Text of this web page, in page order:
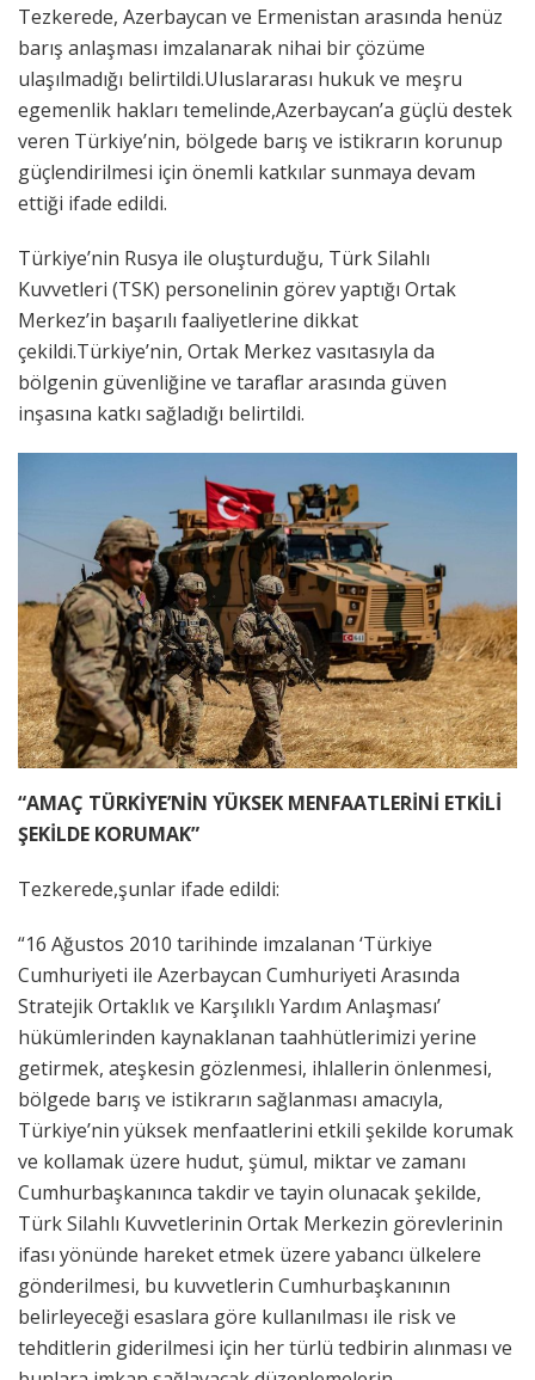
Tezkerede, Azerbaycan ve Ermenistan arasında henüz
barış anlaşması imzalanarak nihai bir çözüme
ulaşılmadığı belirtildi.Uluslararası hukuk ve meşru
egemenlik hakları temelinde,Azerbaycan’a güçlü destek
veren Türkiye’nin, bölgede barış ve istikrarın korunup
güçlendirilmesi için önemli katkılar sunmaya devam
ettiği ifade edildi.
Türkiye’nin Rusya ile oluşturduğu, Türk Silahlı
Kuvvetleri (TSK) personelinin görev yaptığı Ortak
Merkez’in başarılı faaliyetlerine dikkat
çekildi.Türkiye’nin, Ortak Merkez vasıtasıyla da
bölgenin güvenliğine ve taraflar arasında güven
inşasına katkı sağladığı belirtildi.
“AMAÇ TÜRKİYE’NİN YÜKSEK MENFAATLERİNİ ETKİLİ
ŞEKİLDE KORUMAK”
Tezkerede,şunlar ifade edildi:
“16 Ağustos 2010 tarihinde imzalanan ‘Türkiye
Cumhuriyeti ile Azerbaycan Cumhuriyeti Arasında
Stratejik Ortaklık ve Karşılıklı Yardım Anlaşması’
hükümlerinden kaynaklanan taahhütlerimizi yerine
getirmek, ateşkesin gözlenmesi, ihlallerin önlenmesi,
bölgede barış ve istikrarın sağlanması amacıyla,
Türkiye’nin yüksek menfaatlerini etkili şekilde korumak
ve kollamak üzere hudut, şümul, miktar ve zamanı
Cumhurbaşkanınca takdir ve tayin olunacak şekilde,
Türk Silahlı Kuvvetlerinin Ortak Merkezin görevlerinin
ifası yönünde hareket etmek üzere yabancı ülkelere
gönderilmesi, bu kuvvetlerin Cumhurbaşkanının
belirleyeceği esaslara göre kullanılması ile risk ve
tehditlerin giderilmesi için her türlü tedbirin alınması ve